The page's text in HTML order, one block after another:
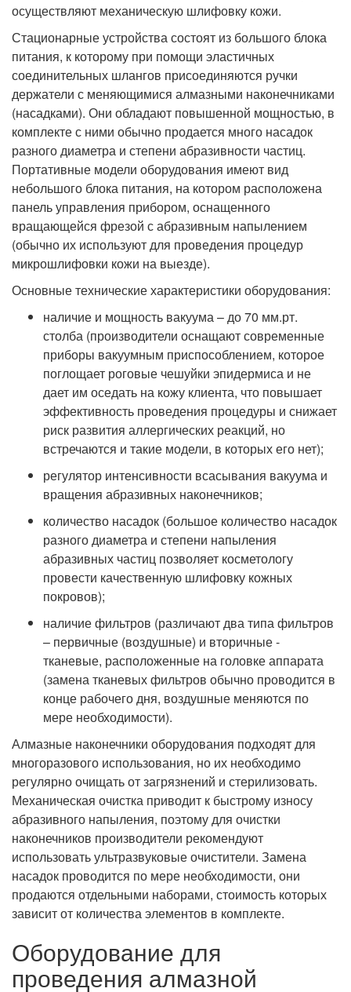
осуществляют механическую шлифовку кожи.
Стационарные устройства состоят из большого блока
питания, к которому при помощи эластичных
соединительных шлангов присоединяются ручки
держатели с меняющимися алмазными наконечниками
(насадками). Они обладают повышенной мощностью, в
комплекте с ними обычно продается много насадок
разного диаметра и степени абразивности частиц.
Портативные модели оборудования имеют вид
небольшого блока питания, на котором расположена
панель управления прибором, оснащенного
вращающейся фрезой с абразивным напылением
(обычно их используют для проведения процедур
микрошлифовки кожи на выезде).
Основные технические характеристики оборудования:
наличие и мощность вакуума – до 70 мм.рт.
столба (производители оснащают современные
приборы вакуумным приспособлением, которое
поглощает роговые чешуйки эпидермиса и не
дает им оседать на кожу клиента, что повышает
эффективность проведения процедуры и снижает
риск развития аллергических реакций, но
встречаются и такие модели, в которых его нет);
регулятор интенсивности всасывания вакуума и
вращения абразивных наконечников;
количество насадок (большое количество насадок
разного диаметра и степени напыления
абразивных частиц позволяет косметологу
провести качественную шлифовку кожных
покровов);
наличие фильтров (различают два типа фильтров
– первичные (воздушные) и вторичные -
тканевые, расположенные на головке аппарата
(замена тканевых фильтров обычно проводится в
конце рабочего дня, воздушные меняются по
мере необходимости).
Алмазные наконечники оборудования подходят для
многоразового использования, но их необходимо
регулярно очищать от загрязнений и стерилизовать.
Механическая очистка приводит к быстрому износу
абразивного напыления, поэтому для очистки
наконечников производители рекомендуют
использовать ультразвуковые очистители. Замена
насадок проводится по мере необходимости, они
продаются отдельными наборами, стоимость которых
зависит от количества элементов в комплекте.
Оборудование для
проведения алмазной